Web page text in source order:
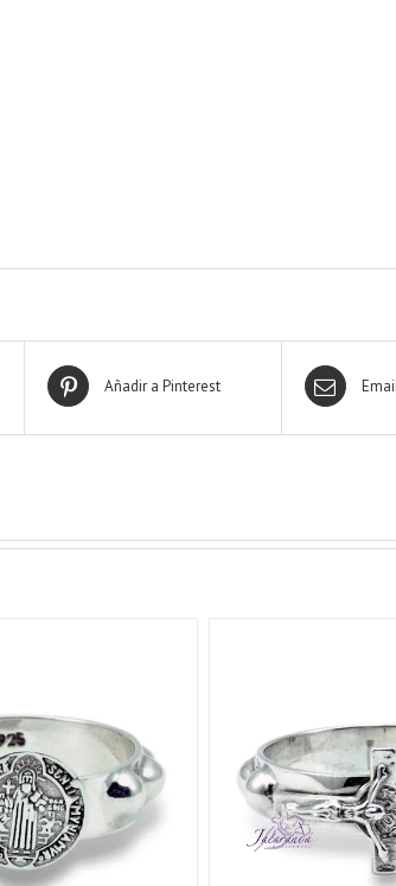
Añadir a Pinterest
/ QUICK VIEW